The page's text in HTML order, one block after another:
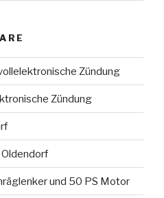
Zündung
Zündung
und 50 PS Motor